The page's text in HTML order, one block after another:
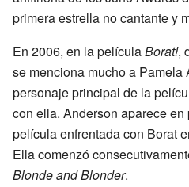
primera estrella no cantante y
En 2006, en la películaBorat!,
se menciona mucho a Pamela
personaje principal de la
con ella. Anderson aparece
película enfrentada con Borat
Ella comenzó
Blonde and Blonder.